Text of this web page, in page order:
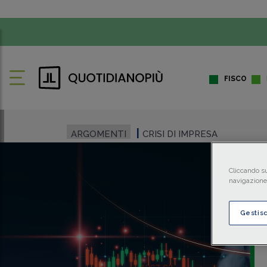
FISCO
ARGOMENTI CRISI DI IMPRESA
Cliccando